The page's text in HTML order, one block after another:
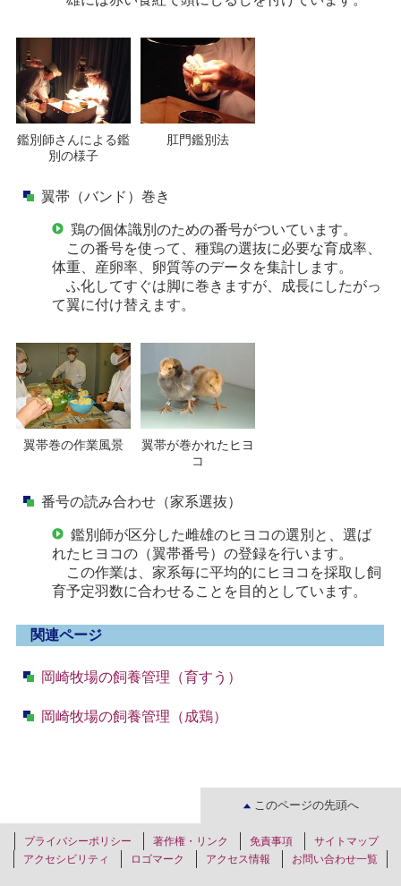
鑑別師さんによる鑑
別の様子
肛門鑑別法
翼帯（バンド）巻き
鶏の個体識別のための番号がついています。
この番号を使って、種鶏の選抜に必要な育成率、
体重、産卵率、卵質等のデータを集計します。
ふ化してすぐは脚に巻きますが、成長にしたがっ
て翼に付け替えます。
翼帯巻の作業風景
翼帯が巻かれたヒヨ
コ
番号の読み合わせ（家系選抜）
鑑別師が区分した雌雄のヒヨコの選別と、選ば
れたヒヨコの（翼帯番号）の登録を行います。
この作業は、家系毎に平均的にヒヨコを採取し飼
育予定羽数に合わせることを目的としています。
関連ページ
岡崎牧場の飼養管理（育すう）
岡崎牧場の飼養管理（成鶏）
このページの先頭へ
プライバシーポリシー 著作権・リンク 免責事項
サイトマップ
アクセシビリティ
ロゴマーク アクセス情報 お問い合わせ一覧